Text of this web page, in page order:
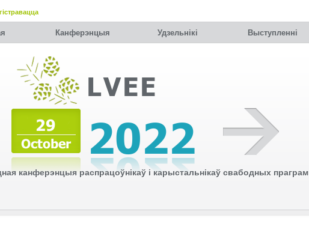
Канферэнцыя Удзельнiкi Выступленні
канферэнцыя распрацоўнікаў і карыстальнікаў свабодных праграм